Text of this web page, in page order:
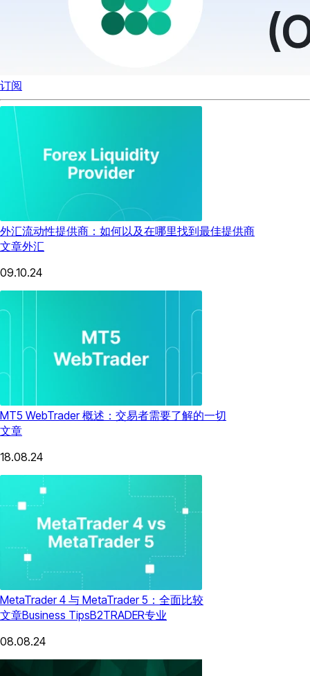
订阅
外汇流动性提供商：如何以及在哪里找到最佳提供商
文章外汇
09.10.24
MT5 WebTrader 概述：交易者需要了解的一切
文章
18.08.24
MetaTrader 4 与 MetaTrader 5：全面比较
文章Business TipsB2TRADER专业
08.08.24